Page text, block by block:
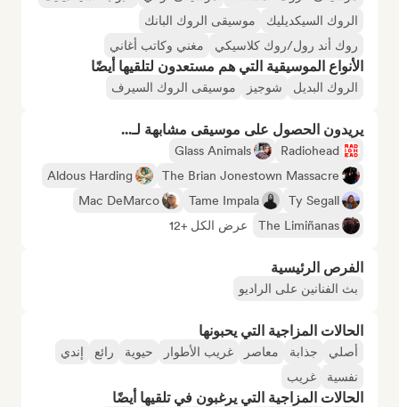
الروك السيكديليك
موسيقى الروك البانك
روك أند رول/روك كلاسيكي
مغني وكاتب أغاني
الأنواع الموسيقية التي هم مستعدون لتلقيها أيضًا
الروك البديل شوجيز موسيقى الروك السيرف
يريدون الحصول على موسيقى مشابهة لـ...
Radiohead
Glass Animals
The Brian Jonestown Massacre
Aldous Harding
Ty Segall
Tame Impala
Mac DeMarco
The Limiñanas
عرض الكل +12
الفرص الرئيسية
بث الفنانين على الراديو
الحالات المزاجية التي يحبونها
أصلي جذابة معاصر غريب الأطوار حيوية رائع
إندي
نفسية
غريب
الحالات المزاجية التي يرغبون في تلقيها أيضًا